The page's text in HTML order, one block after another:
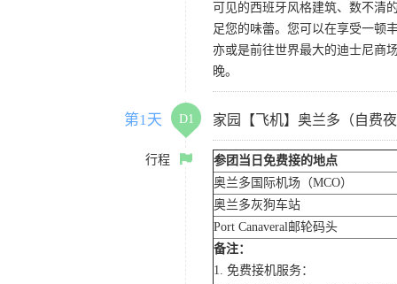
可见的西班牙风格建筑、数不清
足您的味蕾。您可以在享受一顿
亦或是前往世界最大的迪士尼商
晚。
第1天 D1 家园【飞机】奥兰多（自费
行程
参团当日免费接的地点
奥兰多国际机场（MCO）
奥兰多灰狗车站
Port Canaveral邮轮码头
备注：
1. 免费接机服务：